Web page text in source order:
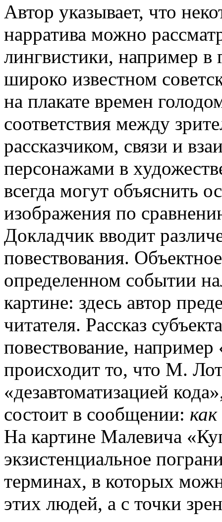
Автор указывает, что
нарратива можно
лингвистики, например в
широко известном
на плакате времен
соответствия между
рассказчиком, связи и
персонажами в
всегда могут объяснить
изображения по
Докладчик вводит
повествования.
определенном событии
картине: здесь автор
читателя. Рассказ
повествование,
происходит то, что М.
«дезавтоматизацией
состоит в сообщении: как
На картине Малевича
экзистенциальное
терминах, в которых
этих людей, а с точки